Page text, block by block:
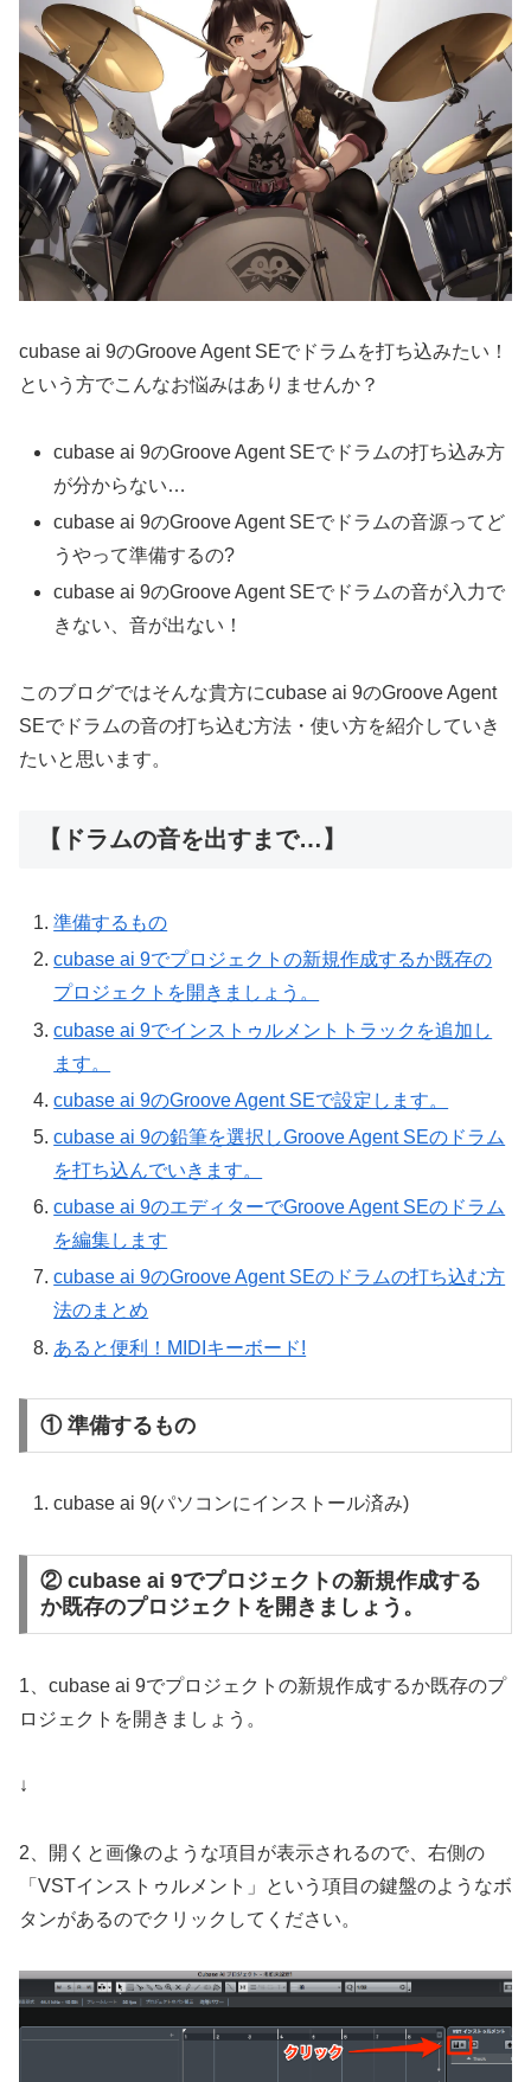
cubase ai 9のGroove Agent SEでドラムを打ち込みたい！
という方でこんなお悩みはありませんか？
cubase ai 9のGroove Agent SEでドラムの打ち込み方
が分からない…
cubase ai 9のGroove Agent SEでドラムの音源ってど
うやって準備するの?
cubase ai 9のGroove Agent SEでドラムの音が入力で
きない、音が出ない！
このブログではそんな貴方にcubase ai 9のGroove Agent
SEでドラムの音の打ち込む方法・使い方を紹介していき
たいと思います。
【ドラムの音を出すまで…】
準備するもの
cubase ai 9でプロジェクトの新規作成するか既存の
プロジェクトを開きましょう。
cubase ai 9でインストゥルメントトラックを追加し
ます。
cubase ai 9のGroove Agent SEで設定します。
cubase ai 9の鉛筆を選択しGroove Agent SEのドラム
を打ち込んでいきます。
cubase ai 9のエディターでGroove Agent SEのドラム
を編集します
cubase ai 9のGroove Agent SEのドラムの打ち込む方
法のまとめ
あると便利！MIDIキーボード!
① 準備するもの
cubase ai 9(パソコンにインストール済み)
② cubase ai 9でプロジェクトの新規作成する
か既存のプロジェクトを開きましょう。
1、cubase ai 9でプロジェクトの新規作成するか既存のプ
ロジェクトを開きましょう。
↓
2、開くと画像のような項目が表示されるので、右側の
「VSTインストゥルメント」という項目の鍵盤のようなボ
タンがあるのでクリックしてください。